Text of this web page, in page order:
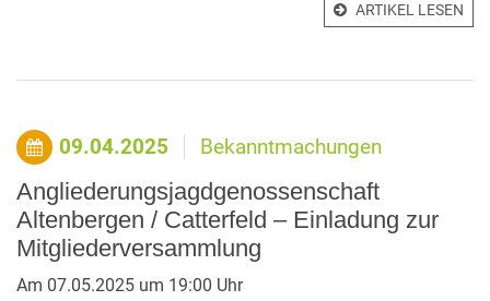
ARTIKEL LESEN
09.04.2025 Bekanntmachungen
Angliederungsjagdgenossenschaft
Altenbergen / Catterfeld – Einladung zur
Mitgliederversammlung
Am 07.05.2025 um 19:00 Uhr